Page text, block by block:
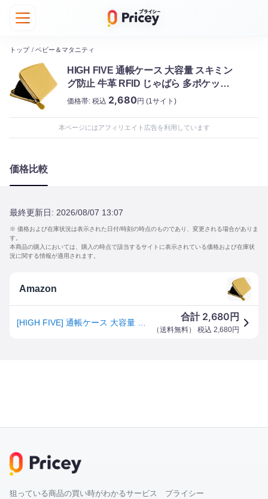
トップ / ベビー＆マタニティ
HIGH FIVE 通帳ケース 大容量 スキミン
グ防止 牛革 RFID じゃばら 多ポケット
カード パスポート 母子手帳 お薬手帳
価格帯: 税込 2,680円 (1サイト)
本ページにはアフィリエイト広告を利用しています
価格比較
最終更新日: 2026/08/07 13:07
※ 価格および在庫状況は表示された日付/時刻の時点のものであり、変更される場合がありま
す。
本商品の購入においては、購入の時点で該当するサイトに表示されている価格および在庫状
況に関する情報が適用されます。
Amazon
合計 2,680 円
（送料無料） 税込 2,680円
狙っている商品の買い時がわかるサービス プライシー